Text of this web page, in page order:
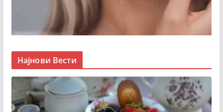
Најнови Вести